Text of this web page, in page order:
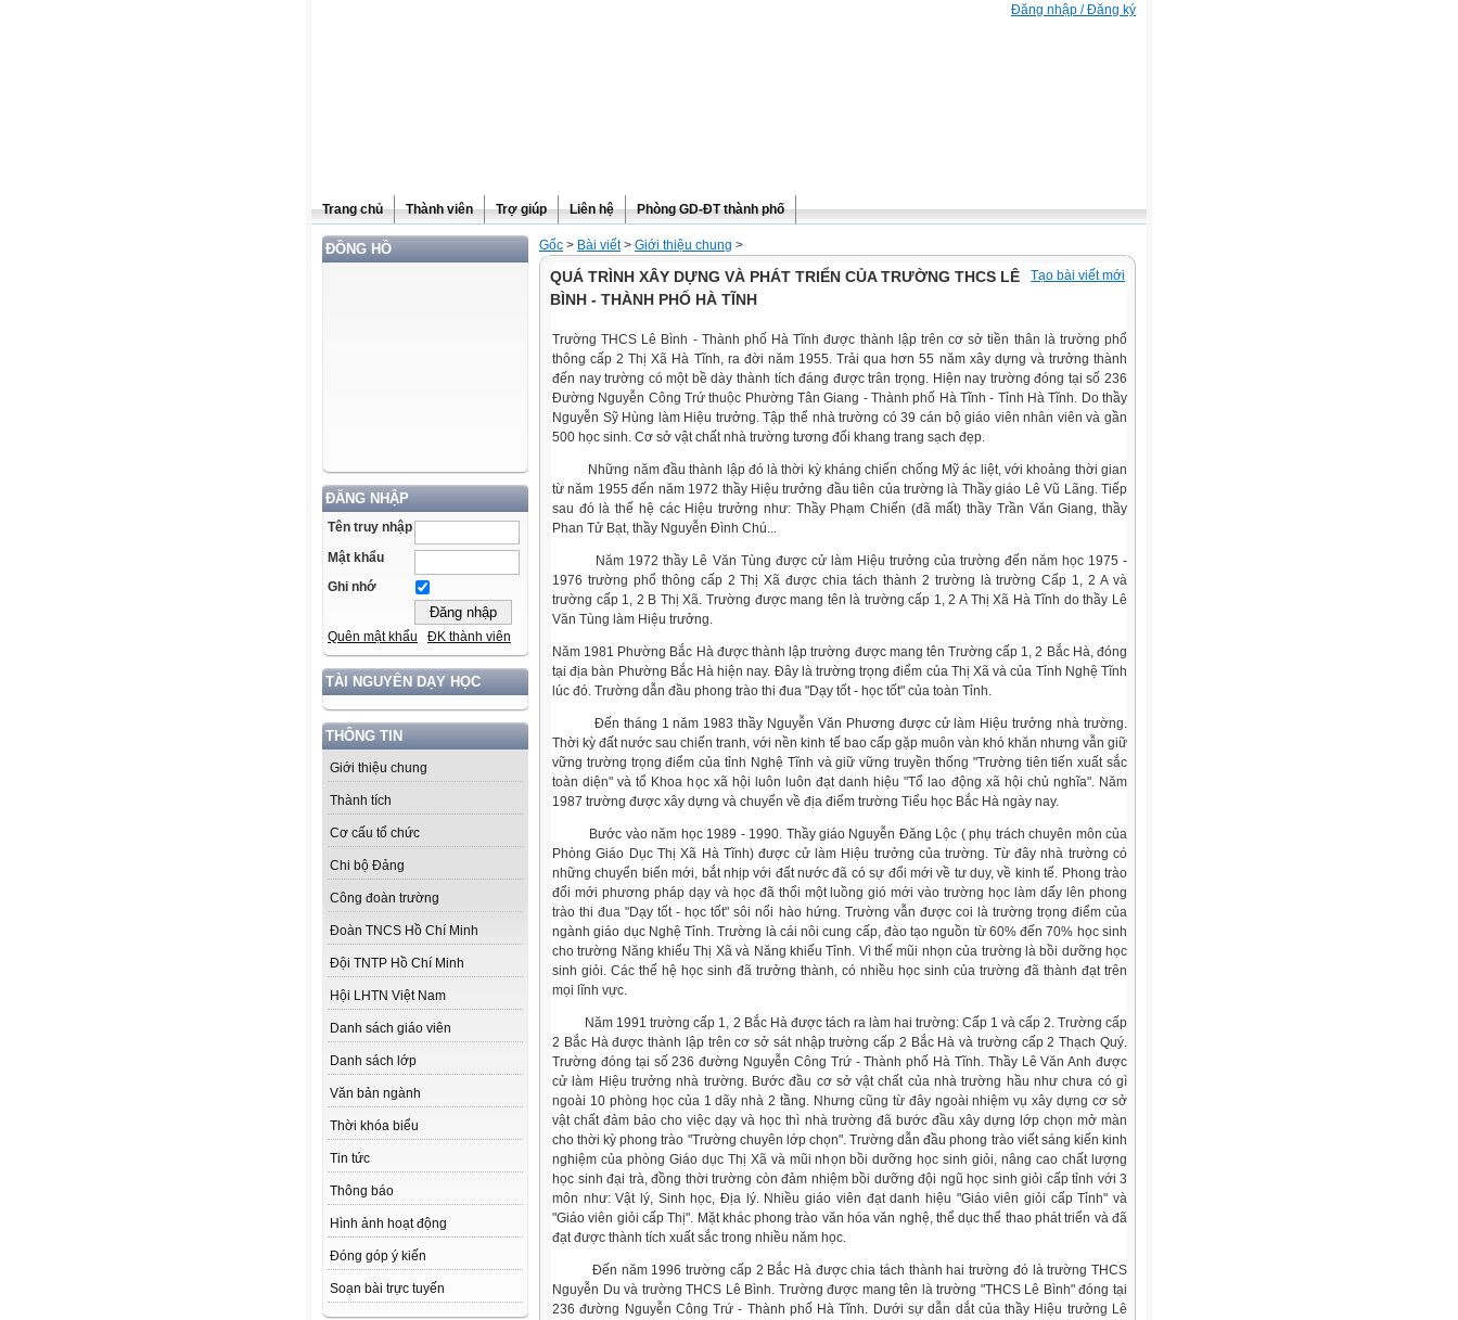
Đăng nhập / Đăng ký
Trang chủ Thành viên Trợ giúp Liên hệ Phòng GD-ĐT thành phố
ĐỒNG HỒ
ĐĂNG NHẬP
Tên truy nhập
Mật khẩu
Ghi nhớ
Quên mật khẩu ĐK thành viên
TÀI NGUYÊN DẠY HỌC
THÔNG TIN
Giới thiệu chung
Thành tích
Cơ cấu tổ chức
Chi bộ Đảng
Công đoàn trường
Đoàn TNCS Hồ Chí Minh
Đội TNTP Hồ Chí Minh
Hội LHTN Việt Nam
Danh sách giáo viên
Danh sách lớp
Văn bản ngành
Thời khóa biểu
Tin tức
Thông báo
Hình ảnh hoạt động
Đóng góp ý kiến
Soạn bài trực tuyến
Gốc > Bài viết> Giới thiệu chung >
Tạo bài viết mới
QUÁ TRÌNH XÂY DỰNG VÀ PHÁT TRIỂN CỦA TRƯỜNG THCS LÊ
BÌNH - THÀNH PHỐ HÀ TĨNH
Trường THCS Lê Bình - Thành phố Hà Tĩnh được thành lập trên cơ sở tiền thân là trường phổ
thông cấp 2 Thị Xã Hà Tĩnh, ra đời năm 1955. Trải qua hơn 55 năm xây dựng và trưởng thành
đến nay trường có một bề dày thành tích đáng được trân trọng. Hiện nay trường đóng tại số 236
Đường Nguyễn Công Trứ thuộc Phường Tân Giang - Thành phố Hà Tĩnh - Tỉnh Hà Tĩnh. Do thầy
Nguyễn Sỹ Hùng làm Hiệu trưởng. Tập thể nhà trường có 39 cán bộ giáo viên nhân viên và gần
500 học sinh. Cơ sở vật chất nhà trường tương đối khang trang sạch đẹp.
Những năm đầu thành lập đó là thời kỳ kháng chiến chống Mỹ ác liệt, với khoảng thời gian
từ năm 1955 đến năm 1972 thầy Hiệu trưởng đầu tiên của trường là Thầy giáo Lê Vũ Lãng. Tiếp
sau đó là thế hệ các Hiệu trưởng như: Thầy Phạm Chiến (đã mất) thầy Trần Văn Giang, thầy
Phan Tử Bạt, thầy Nguyễn Đình Chú...
Năm 1972 thầy Lê Văn Tùng được cử làm Hiệu trưởng của trường đến năm học 1975 -
1976 trường phổ thông cấp 2 Thị Xã được chia tách thành 2 trường là trường Cấp 1, 2 A và
trường cấp 1, 2 B Thị Xã. Trường được mang tên là trường cấp 1, 2 A Thị Xã Hà Tĩnh do thầy Lê
Văn Tùng làm Hiệu trưởng.
Năm 1981 Phường Bắc Hà được thành lập trường được mang tên Trường cấp 1, 2 Bắc Hà, đóng
tại địa bàn Phường Bắc Hà hiện nay. Đây là trường trọng điểm của Thị Xã và của Tỉnh Nghệ Tĩnh
lúc đó. Trường dẫn đầu phong trào thi đua "Dạy tốt - học tốt" của toàn Tỉnh.
Đến tháng 1 năm 1983 thầy Nguyễn Văn Phương được cử làm Hiệu trưởng nhà trường.
Thời kỳ đất nước sau chiến tranh, với nền kinh tế bao cấp gặp muôn vàn khó khăn nhưng vẫn giữ
vững trường trọng điểm của tỉnh Nghệ Tĩnh và giữ vững truyền thống "Trường tiên tiến xuất sắc
toàn diện" và tổ Khoa học xã hội luôn luôn đạt danh hiệu "Tổ lao động xã hội chủ nghĩa". Năm
1987 trường được xây dựng và chuyển về địa điểm trường Tiểu học Bắc Hà ngày nay.
Bước vào năm học 1989 - 1990. Thầy giáo Nguyễn Đăng Lộc ( phụ trách chuyên môn của
Phòng Giáo Dục Thị Xã Hà Tĩnh) được cử làm Hiệu trưởng của trường. Từ đây nhà trường có
những chuyển biến mới, bắt nhịp với đất nước đã có sự đổi mới về tư duy, về kinh tế. Phong trào
đổi mới phương pháp dạy và học đã thổi một luồng gió mới vào trường học làm dấy lên phong
trào thi đua "Dạy tốt - học tốt" sôi nổi hào hứng. Trường vẫn được coi là trường trọng điểm của
ngành giáo dục Nghệ Tỉnh. Trường là cái nôi cung cấp, đào tạo nguồn từ 60% đến 70% học sinh
cho trường Năng khiếu Thị Xã và Năng khiếu Tỉnh. Vì thế mũi nhọn của trường là bồi dưỡng học
sinh giỏi. Các thế hệ học sinh đã trưởng thành, có nhiều học sinh của trường đã thành đạt trên
mọi lĩnh vực.
Năm 1991 trường cấp 1, 2 Bắc Hà được tách ra làm hai trường: Cấp 1 và cấp 2. Trường cấp
2 Bắc Hà được thành lập trên cơ sở sát nhập trường cấp 2 Bắc Hà và trường cấp 2 Thạch Quý.
Trường đóng tại số 236 đường Nguyễn Công Trứ - Thành phố Hà Tĩnh. Thầy Lê Văn Anh được
cử làm Hiệu trưởng nhà trường. Bước đầu cơ sở vật chất của nhà trường hầu như chưa có gì
ngoài 10 phòng học của 1 dãy nhà 2 tầng. Nhưng cũng từ đây ngoài nhiệm vụ xây dựng cơ sở
vật chất đảm bảo cho việc dạy và học thì nhà trường đã bước đầu xây dựng lớp chọn mở màn
cho thời kỳ phong trào "Trường chuyên lớp chọn". Trường dẫn đầu phong trào viết sáng kiến kinh
nghiệm của phòng Giáo dục Thị Xã và mũi nhọn bồi dưỡng học sinh giỏi, nâng cao chất lượng
học sinh đại trà, đồng thời trường còn đảm nhiệm bồi dưỡng đội ngũ học sinh giỏi cấp tỉnh với 3
môn như: Vật lý, Sinh học, Địa lý. Nhiều giáo viên đạt danh hiệu "Giáo viên giỏi cấp Tỉnh" và
"Giáo viên giỏi cấp Thị". Mặt khác phong trào văn hóa văn nghệ, thể dục thể thao phát triển và đã
đạt được thành tích xuất sắc trong nhiều năm học.
Đến năm 1996 trường cấp 2 Bắc Hà được chia tách thành hai trường đó là trường THCS
Nguyễn Du và trường THCS Lê Bình. Trường được mang tên là trường "THCS Lê Bình" đóng tại
236 đường Nguyễn Công Trứ - Thành phố Hà Tĩnh. Dưới sự dẫn dắt của thầy Hiệu trưởng Lê